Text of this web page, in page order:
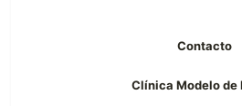
Contacto
Clínica Modelo de